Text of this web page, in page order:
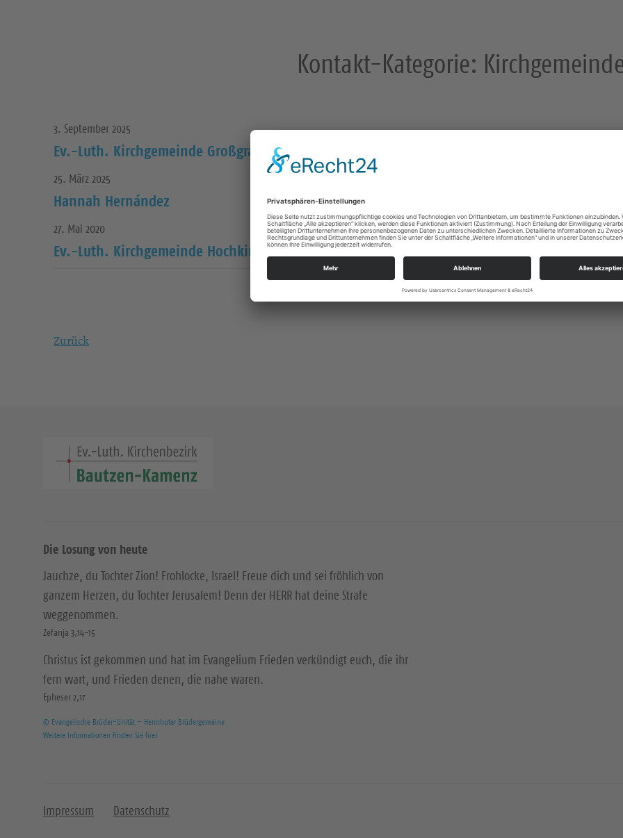
Kontakt-Kategorie:
3. September 2025
Ev.-Luth. Kirchgemeinde Großgrabe
25. März 2025
Hannah Hernández
27. Mai 2020
Ev.-Luth. Kirchgemeinde Hochkirch im Kirchspiel Am Löbauer Wasser
Zurück
Die Losung von heute
Jauchze, du Tochter Zion! Frohlocke, Israel! Freue dich und sei fröhlich von
ganzem Herzen, du Tochter Jerusalem! Denn der HERR hat deine Strafe
weggenommen.
Zefanja 3,14-15
Christus ist gekommen und hat im Evangelium Frieden verkündigt euch, die ihr
fern wart, und Frieden denen, die nahe waren.
Epheser 2,17
© Evangelische Brüder-Unität – Herrnhuter Brüdergemeine
Weitere Informationen finden Sie hier
Impressum Datenschutz